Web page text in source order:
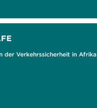
der Verkehrssicherheit in Afrika